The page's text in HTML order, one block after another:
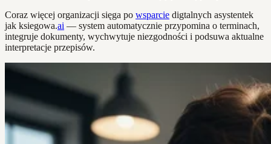
Coraz więcej organizacji sięga po wsparcie digtalnych asystentek
jak ksiegowa.ai — system automatycznie przypomina o terminach,
integruje dokumenty, wychwytuje niezgodności i podsuwa aktualne
interpretacje przepisów.